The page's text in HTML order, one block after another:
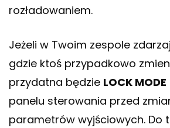
rozładowaniem.
Jeżeli w Twoim zespole
gdzie ktoś przypadkowo
przydatna będzie LOCK MODE
panelu sterowania przed
parametrów wyjściowych. Do